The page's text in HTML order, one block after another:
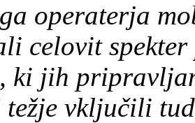
operaterja
celovit
ki jih
vključili